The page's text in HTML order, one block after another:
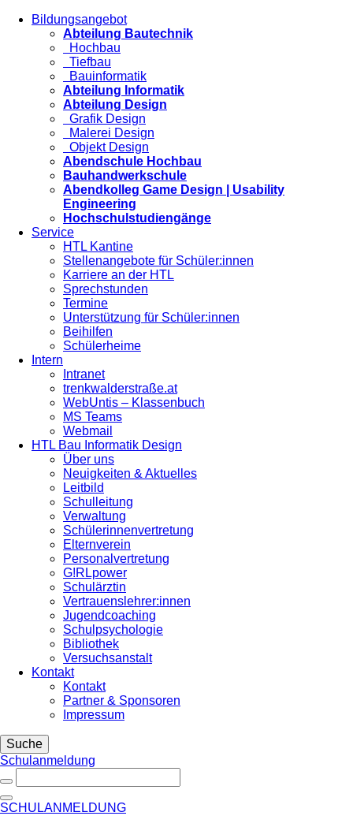
Bildungsangebot
Abteilung Bautechnik
Hochbau
Tiefbau
Bauinformatik
Abteilung Informatik
Abteilung Design
Grafik Design
Malerei Design
Objekt Design
Abendschule Hochbau
Bauhandwerkschule
Abendkolleg Game Design | Usability
Engineering
Hochschulstudiengänge
Service
HTL Kantine
Stellenangebote für Schüler:innen
Karriere an der HTL
Sprechstunden
Termine
Unterstützung für Schüler:innen
Beihilfen
Schülerheime
Intern
Intranet
trenkwalderstraße.at
WebUntis – Klassenbuch
MS Teams
Webmail
HTL Bau Informatik Design
Über uns
Neuigkeiten & Aktuelles
Leitbild
Schulleitung
Verwaltung
Schülerinnenvertretung
Elternverein
Personalvertretung
G!RLpower
Schulärztin
Vertrauenslehrer:innen
Jugendcoaching
Schulpsychologie
Bibliothek
Versuchsanstalt
Kontakt
Kontakt
Partner & Sponsoren
Impressum
Suche
Schulanmeldung
SCHULANMELDUNG